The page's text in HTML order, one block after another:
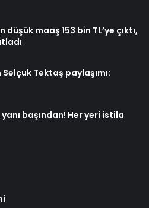
maaş 153 bin TL’ye çıktı,
Tektaş paylaşımı:
başından! Her yeri istila